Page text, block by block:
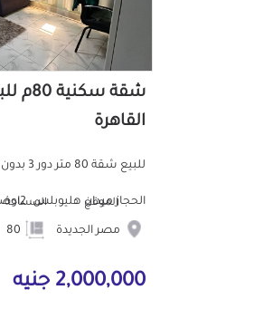
شقة
القاهرة
للبيع
الحجاز ميدان هليوبلس. 2اوضه وريسيبشن قطعتين...
الموقع
مصر الجديدة
المساحة
2,000,000 جنيه